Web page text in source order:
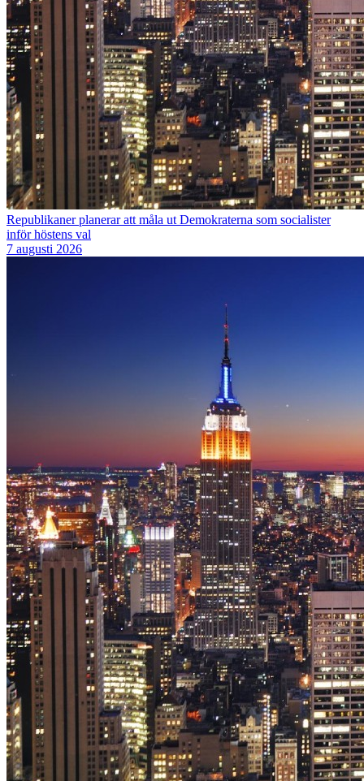
Republikaner planerar att måla ut Demokraterna som socialister
inför höstens val
7 augusti 2026